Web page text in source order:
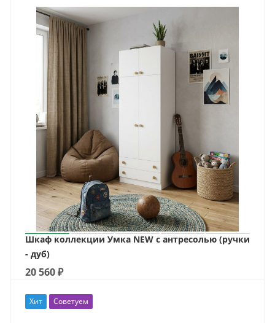
Шкаф коллекции Умка NEW с антресолью (ручки
- дуб)
20 560₽
Хит Советуем